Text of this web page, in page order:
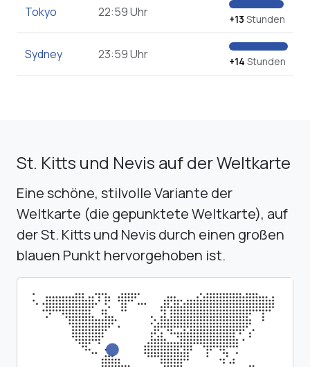
Tokyo 22:59 Uhr +13 Stunden
Sydney 23:59 Uhr +14 Stunden
St. Kitts und Nevis auf der Weltkarte
Eine schöne, stilvolle Variante der
Weltkarte (die gepunktete Weltkarte), auf
der St. Kitts und Nevis durch einen großen
blauen Punkt hervorgehoben ist.